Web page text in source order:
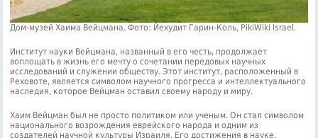
Дом-музей Хаима Вейцмана. Фото: Йехудит Гарин-Коль, PikiWiki Israel.
Институт науки Вейцмана, названный в его честь, продолжает
воплощать в жизнь его мечту о сочетании передовых научных
исследований и служении обществу. Этот институт, расположенный в
Реховоте, является символом научного прогресса и интеллектуального
наследия, которое Вейцман оставил своему народу и миру.
Хаим Вейцман был не просто политиком или ученым. Он стал символом
национального возрождения еврейского народа и одним из
создателей научной культуры Израиля. Его достижения в науке,